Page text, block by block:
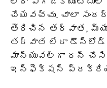
చేయవచ్చు. చాలా
తెరిచిన తర్వాత,
తర్వాత లేదా డౌన్‌లోడ్
మాన్యువల్‌గా రన్
ఇన్ఫెక్షన్ ప్రక్రియ